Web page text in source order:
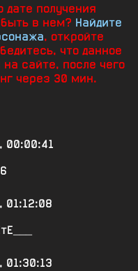
дате получения
в нем? Найдите
, откройте
что данное
сайте, после чего
через 30 мин.
00:00:41
01:12:08
01:30:13